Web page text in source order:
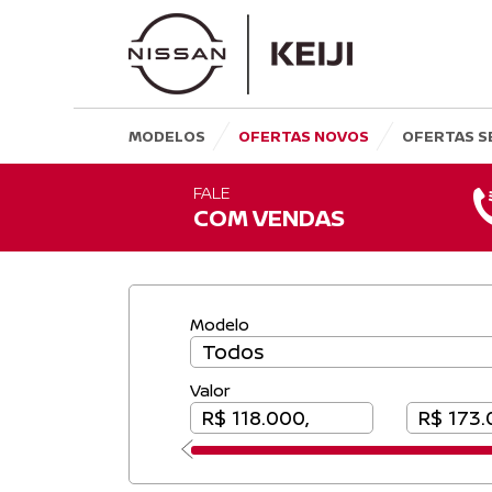
MODELOS OFERTAS NOVOS OFERTAS
FALE
COM VENDAS
Modelo
Valor